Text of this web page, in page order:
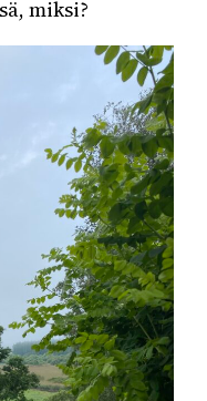
miksi?